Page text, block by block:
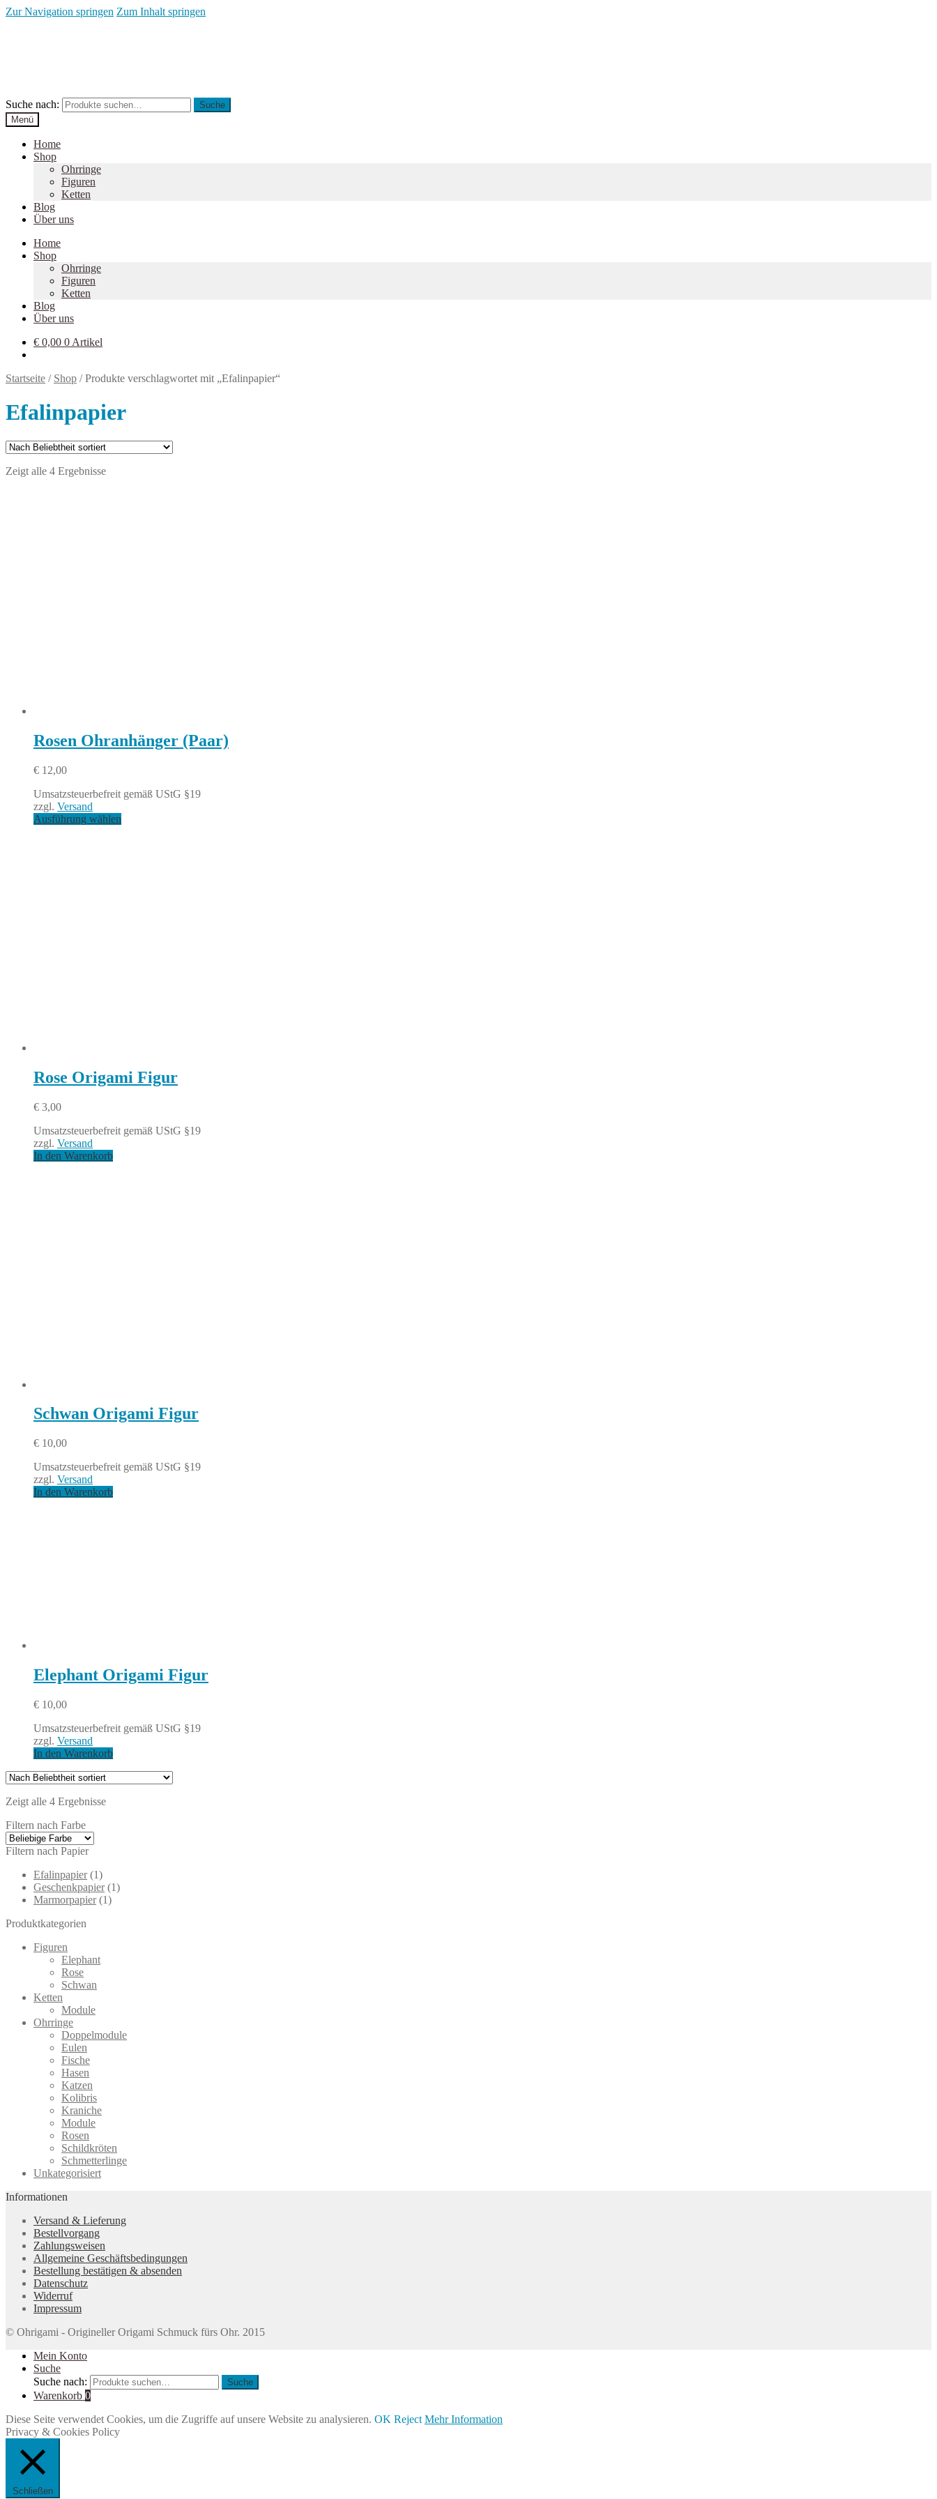
Zur Navigation springen Zum Inhalt springen
Suche nach:
Suche
Menü
Home
Shop
Ohrringe
Figuren
Ketten
Blog
Über uns
Home
Shop
Ohrringe
Figuren
Ketten
Blog
Über uns
€ 0,00 0 Artikel
Startseite / Shop /Produkte verschlagwortet mit „Efalinpapier“
Efalinpapier
Zeigt alle 4 Ergebnisse
Rosen Ohranhänger (Paar)
€ 12,00
Umsatzsteuerbefreit gemäß UStG §19
zzgl. Versand
Ausführung wählen
Rose Origami Figur
€ 3,00
Umsatzsteuerbefreit gemäß UStG §19
zzgl. Versand
In den Warenkorb
Schwan Origami Figur
€ 10,00
Umsatzsteuerbefreit gemäß UStG §19
zzgl. Versand
In den Warenkorb
Elephant Origami Figur
€ 10,00
Umsatzsteuerbefreit gemäß UStG §19
zzgl. Versand
In den Warenkorb
Zeigt alle 4 Ergebnisse
Filtern nach Farbe
Filtern nach Papier
Efalinpapier (1)
Geschenkpapier (1)
Marmorpapier (1)
Produktkategorien
Figuren
Elephant
Rose
Schwan
Ketten
Module
Ohrringe
Doppelmodule
Eulen
Fische
Hasen
Katzen
Kolibris
Kraniche
Module
Rosen
Schildkröten
Schmetterlinge
Unkategorisiert
Informationen
Versand & Lieferung
Bestellvorgang
Zahlungsweisen
Allgemeine Geschäftsbedingungen
Bestellung bestätigen & absenden
Datenschutz
Widerruf
Impressum
© Ohrigami - Origineller Origami Schmuck fürs Ohr. 2015
Mein Konto
Suche
Suche nach:
Suche
Warenkorb 0
Diese Seite verwendet Cookies, um die Zugriffe auf unsere Website zu analysieren. OK Reject Mehr Information
Privacy & Cookies Policy
Schließen